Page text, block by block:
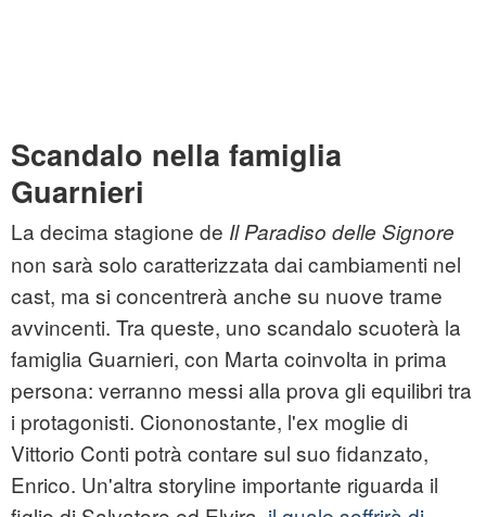
Scandalo nella famiglia
Guarnieri
La decima stagione de Il Paradiso delle Signore
non sarà solo caratterizzata dai cambiamenti nel
cast, ma si concentrerà anche su nuove trame
avvincenti. Tra queste, uno scandalo scuoterà la
famiglia Guarnieri, con Marta coinvolta in prima
persona: verranno messi alla prova gli equilibri tra
i protagonisti. Ciononostante, l'ex moglie di
Vittorio Conti potrà contare sul suo fidanzato,
Enrico. Un'altra storyline importante riguarda il